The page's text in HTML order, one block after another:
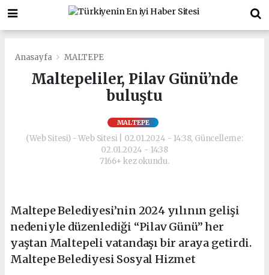
Anasayfa MALTEPE
Maltepeliler, Pilav Günü’nde
buluştu
MALTEPE
(Web Sitesi) - Web Sitesi | 02.01.2024 - 14:38, Güncelleme:
02.01.2024 - 14:38
7166+ kez okundu.
Maltepe Belediyesi’nin 2024 yılının gelişi
nedeniyle düzenlediği “Pilav Günü” her
yaştan Maltepeli vatandaşı bir araya getirdi.
Maltepe Belediyesi Sosyal Hizmet